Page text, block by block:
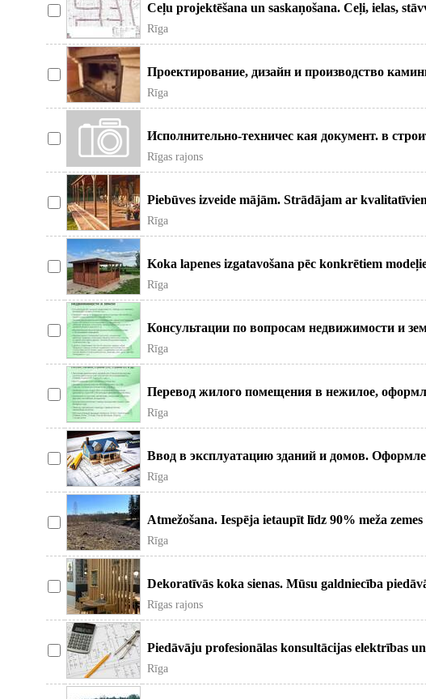
Ceļu projektēšana un saskaņošana. Ceļi, ielas,
Rīga
Проектирование, дизайн и производство
Rīga
Исполнительно-техничес кая документ. в
Rīgas rajons
Piebūves izveide mājām. Strādājam ar
Rīga
Koka lapenes izgatavošana pēc konkrētiem
Rīga
Консультации по вопросам недвижимости и
Rīga
Перевод жилого помещения в нежилое,
Rīga
Ввод в эксплуатацию зданий и домов.
Rīga
Atmežošana. Iespēja ietaupīt līdz 90% meža
Rīga
Dekoratīvās koka sienas. Mūsu galdniecība
Rīgas rajons
Piedāvāju profesionālas konsultācijas elektrības
Rīga